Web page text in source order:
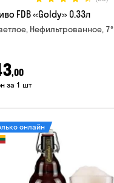
FDB «Goldy» 0.33л
Нефильтрованное, 7°
,00
за 1 шт
онлайн